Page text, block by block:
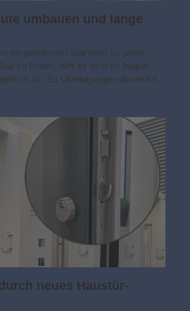
umbauen und lange
im gehobenen Standard für jedes
zu finden, hilft es sich zu fragen,
ist. Zu Überlegungen dieser Art
neues Haustür-